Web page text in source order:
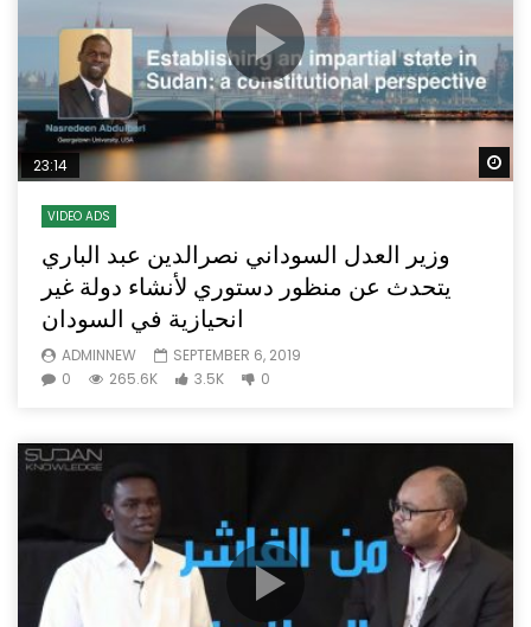
23:14
VIDEO ADS
وزير العدل السوداني نصرالدين عبد الباري
يتحدث عن منظور دستوري لأنشاء دولة غير
انحيازية في السودان
ADMINNEW
SEPTEMBER 6, 2019
0
265.6K 3.5K 0